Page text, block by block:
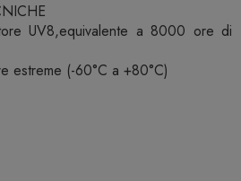
UV8,equivalente a 8000 ore di
estreme (-60°C a +80°C)